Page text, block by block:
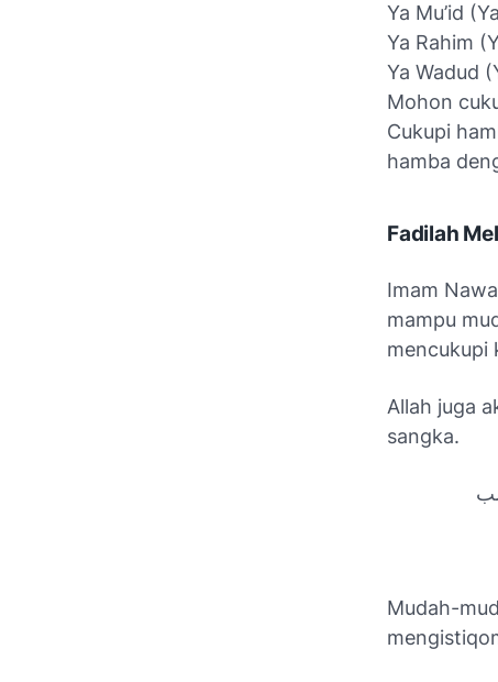
Ya Mu’id
Ya Rahim
Ya Wadud
Mohon
Cukupi
hamba
Fadilah
Imam
mampu
mencukupi
Allah juga
sangka.
Mudah-